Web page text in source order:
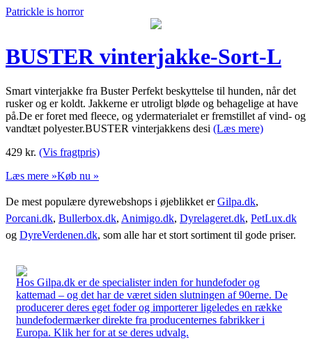
Patrickle is horror
BUSTER vinterjakke-Sort-L
Smart vinterjakke fra Buster Perfekt beskyttelse til hunden, når det
rusker og er koldt. Jakkerne er utroligt bløde og behagelige at have
på.De er foret med fleece, og ydermaterialet er fremstillet af vind- og
vandtæt polyester.BUSTER vinterjakkens desi (Læs mere)
429 kr. (Vis fragtpris)
Læs mere »Køb nu »
De mest populære dyrewebshops i øjeblikket erGilpa.dk,
Porcani.dk, Bullerbox.dk, Animigo.dk, Dyrelageret.dk, PetLux.dk
og DyreVerdenen.dk, som alle har et stort sortiment til gode priser.
Hos Gilpa.dk er de specialister inden for hundefoder og
kattemad – og det har de været siden slutningen af 90erne. De
producerer deres eget foder og importerer ligeledes en række
hundefodermærker direkte fra producenternes fabrikker i
Europa. Klik her for at se deres udvalg.